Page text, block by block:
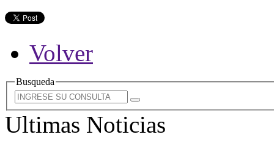
Volver
Busqueda
Ultimas Noticias